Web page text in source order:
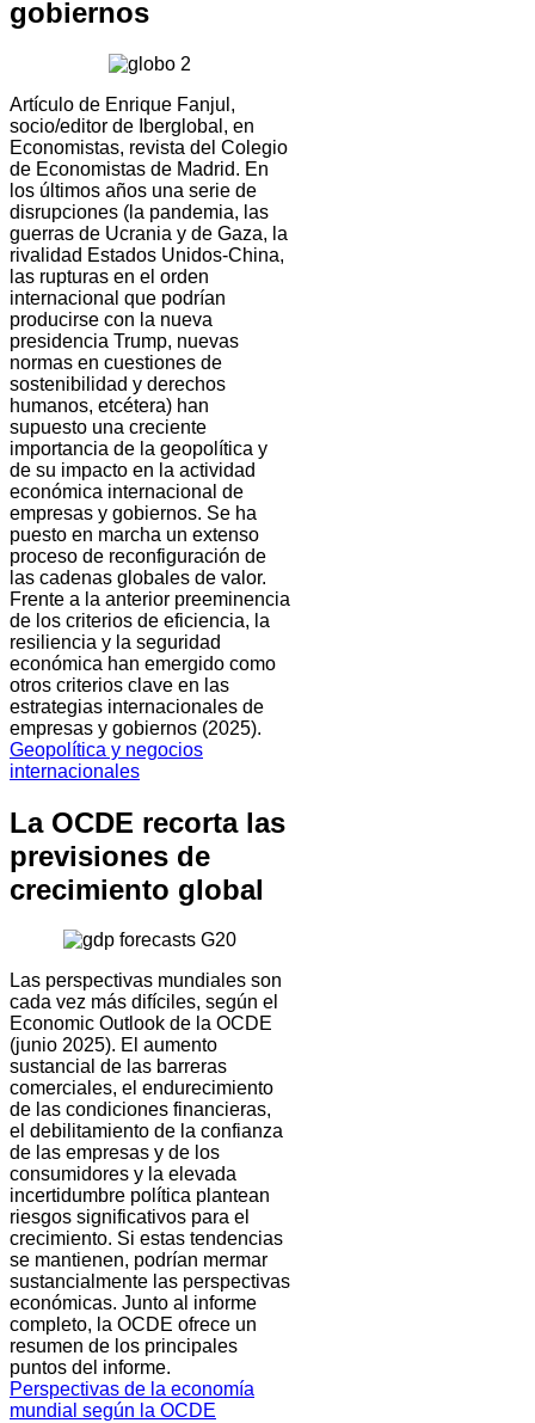
gobiernos
Artículo de Enrique Fanjul,
socio/editor de Iberglobal, en
Economistas, revista del Colegio
de Economistas de Madrid. En
los últimos años una serie de
disrupciones (la pandemia, las
guerras de Ucrania y de Gaza, la
rivalidad Estados Unidos-China,
las rupturas en el orden
internacional que podrían
producirse con la nueva
presidencia Trump, nuevas
normas en cuestiones de
sostenibilidad y derechos
humanos, etcétera) han
supuesto una creciente
importancia de la geopolítica y
de su impacto en la actividad
económica internacional de
empresas y gobiernos. Se ha
puesto en marcha un extenso
proceso de reconfiguración de
las cadenas globales de valor.
Frente a la anterior preeminencia
de los criterios de eficiencia, la
resiliencia y la seguridad
económica han emergido como
otros criterios clave en las
estrategias internacionales de
empresas y gobiernos (2025).
Geopolítica y negocios
internacionales
La OCDE recorta las
previsiones de
crecimiento global
Las perspectivas mundiales son
cada vez más difíciles, según el
Economic Outlook de la OCDE
(junio 2025). El aumento
sustancial de las barreras
comerciales, el endurecimiento
de las condiciones financieras,
el debilitamiento de la confianza
de las empresas y de los
consumidores y la elevada
incertidumbre política plantean
riesgos significativos para el
crecimiento. Si estas tendencias
se mantienen, podrían mermar
sustancialmente las perspectivas
económicas. Junto al informe
completo, la OCDE ofrece un
resumen de los principales
puntos del informe.
Perspectivas de la economía
mundial según la OCDE